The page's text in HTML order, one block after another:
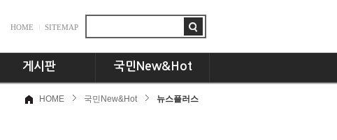
HOME SITEMAP
게시판
공지사항
국민New&Hot
뉴스플러스
HOME 국민New&Hot 뉴스플러스